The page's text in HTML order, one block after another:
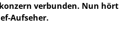
verbunden. Nun hört
Aufseher.